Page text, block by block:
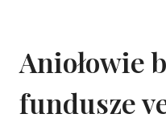
Aniołowie
fundusze